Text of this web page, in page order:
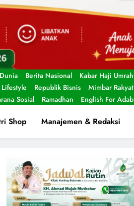
Berita Nasional
Kabar Haji Umrah
Republik Bisnis
Mimbar Rakyat
Sosial Ramadhan English For Adab
Shop Manajemen & Redaksi